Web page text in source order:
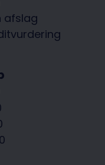
afslag